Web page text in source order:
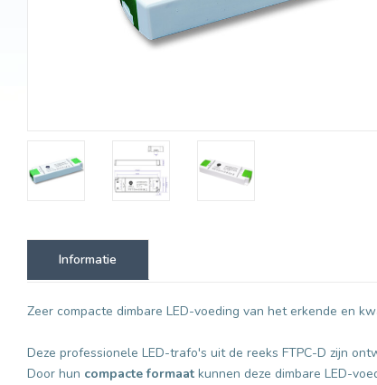
Informatie
Zeer compacte dimbare LED-voeding van het erkende en
Deze professionele LED-trafo's uit de reeks FTPC-D zijn
Door hun compacte formaat kunnen deze dimbare LED-